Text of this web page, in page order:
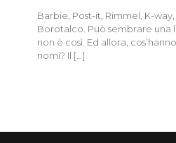
Barbie, Post-it, Rimmel, K-
Borotalco. Può sembrare una
non è così. Ed allora,
nomi? Il […]